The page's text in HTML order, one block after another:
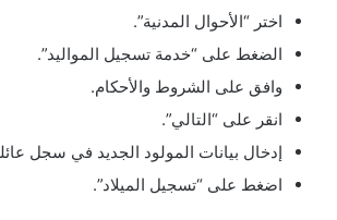
اختر “الأحوال المدنية”.
الضغط على “خدمة تسجيل المواليد”.
وافق على الشروط والأحكام.
انقر على “التالي”.
إدخال بيانات المولود الجديد في سجل
اضغط على “تسجيل الميلاد”.